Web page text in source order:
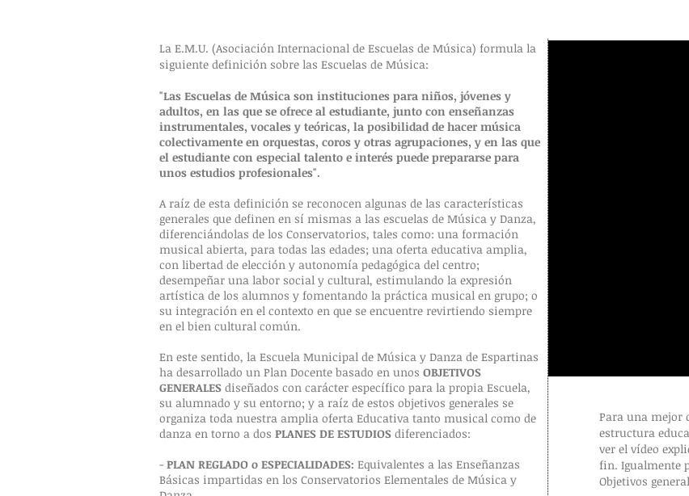
La E.M.U. (Asociación Internacional de Escuelas de Música) formula la
siguiente definición sobre las Escuelas de Música:
​"Las Escuelas de Música son instituciones para niños, jóvenes y
adultos, en las que se ofrece al estudiante, junto con enseñanzas
instrumentales, vocales y teóricas, la posibilidad de hacer música
colectivamente en orquestas, coros y otras agrupaciones, y en las que
el estudiante con especial talento e interés puede prepararse para
unos estudios profesionales".
A raíz de esta definición se reconocen algunas de las características
generales que definen en sí mismas a las escuelas de Música y Danza,
diferenciándolas de los Conservatorios, tales como: una formación
musical abierta, para todas las edades; una oferta educativa amplia,
con libertad de elección y autonomía pedagógica del centro;
desempeñar una labor social y cultural, estimulando la expresión
artística de los alumnos y fomentando la práctica musical en grupo; o
su integración en el contexto en que se encuentre revirtiendo siempre
en el bien cultural común.
En este sentido, la Escuela Municipal de Música y Danza de Espartinas
ha desarrollado un Plan Docente basado en unos OBJETIVOS
GENERALES diseñados con carácter específico para la propia Escuela,
su alumnado y su entorno; y a raíz de estos objetivos generales se
organiza toda nuestra amplia oferta Educativa tanto musical como de
danza en torno a dos PLANES DE ESTUDIOS diferenciados:
- PLAN REGLADO o ESPECIALIDADES: Equivalentes a las Enseñanzas
Básicas impartidas en los Conservatorios Elementales de Música y
Para una mejor
estructura
ver el vídeo
fin. Igualmente
Objetivos